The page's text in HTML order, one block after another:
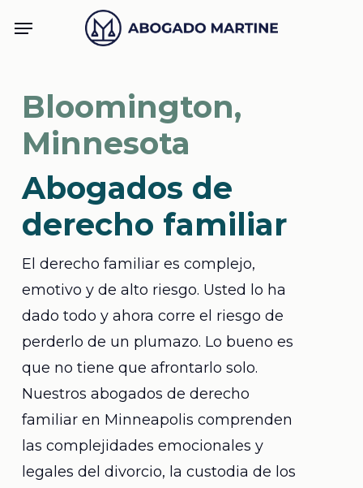
content
Menu
Bloomington,
Minnesota
Abogados de
derecho familiar
El derecho familiar es complejo,
emotivo y de alto riesgo. Usted lo ha
dado todo y ahora corre el riesgo de
perderlo de un plumazo. Lo bueno es
que no tiene que afrontarlo solo.
Nuestros abogados de derecho
familiar en Minneapolis comprenden
las complejidades emocionales y
legales del divorcio, la custodia de los